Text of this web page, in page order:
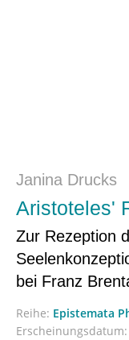
Janina Drucks
Aristoteles'
Zur Rezeption
bei Franz
Reihe: Epistemata
Erscheinungsdatum: